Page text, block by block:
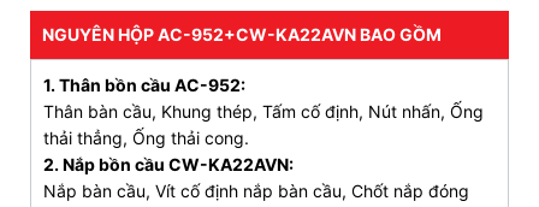
sinh và hạn chế bám bẩn.
Hệ thống xả hiện đại: Kết hợp cửa xả xoáy và
cửa đẩy trợ lực, tối ưu hiệu quả làm sạch.
Nắp rửa kháng khuẩn Ag+: Sử dụng ion bạc để
ngăn chặn sự phát triển của vi khuẩn.
NGUYÊN HỘP AC-952+CW-KA22AVN BAO GỒM
1. Thân bồn cầu AC-952:
Thân bàn cầu, Khung thép, Tấm cố định, Nút nhấn, Ống
thải thẳng, Ống thải cong.
2. Nắp bồn cầu CW-KA22AVN:
Nắp bàn cầu, Vít cố định nắp bàn cầu, Chốt nắp đóng